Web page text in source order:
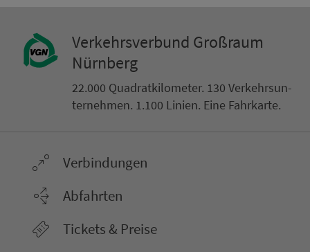
Ver­kehrs­ver­bund Groß­raum
Nürn­berg
22.000 Qua­drat­ki­lo­me­ter. 130 Ver­kehrs­un­
ter­neh­men. 1.100 Linien. Eine Fahr­kar­te.
Ver­bin­dungen
Abfahrten
Tickets & Preise